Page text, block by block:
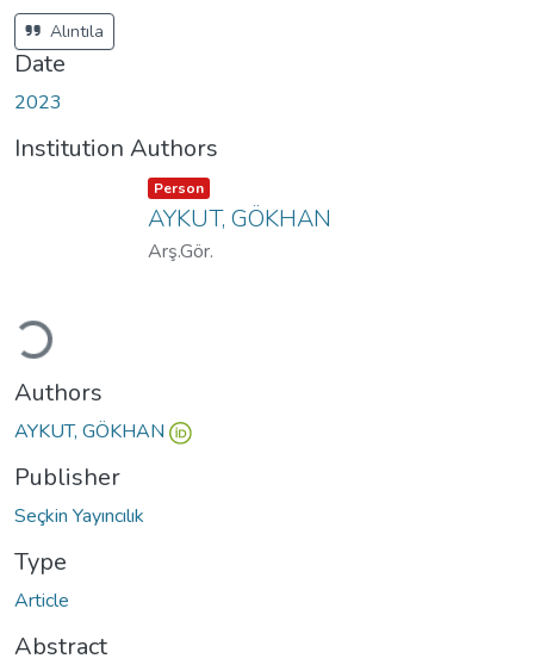
Alıntıla
Date
2023
Institution Authors
Loading...
Item type:
Person ,
AYKUT, GÖKHAN
Arş.Gör.
Authors
AYKUT, GÖKHAN
Publisher
Seçkin Yayıncılık
Type
Article
Abstract